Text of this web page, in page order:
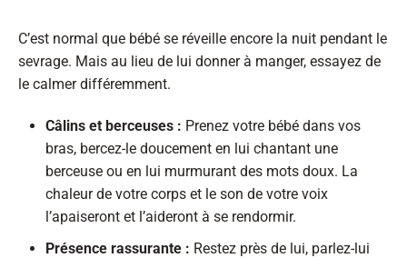
C’est normal que bébé se réveille encore la nuit pendant le
sevrage. Mais au lieu de lui donner à manger, essayez de
le calmer différemment.
Câlins et berceuses : Prenez votre bébé dans vos
bras, bercez-le doucement en lui chantant une
berceuse ou en lui murmurant des mots doux. La
chaleur de votre corps et le son de votre voix
l’apaiseront et l’aideront à se rendormir.
Présence rassurante : Restez près de lui, parlez-lui